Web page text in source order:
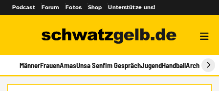
Podcast Forum Fotos Shop Unterstütze uns!
MännerFrauenAmasUnsa SenfIm GesprächJugendHandballArchiv